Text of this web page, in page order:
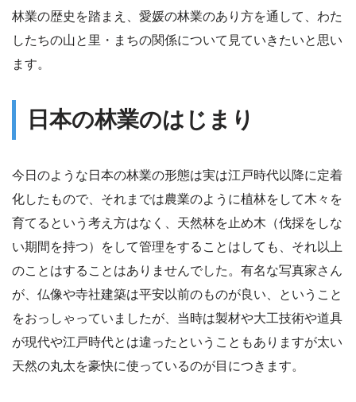
林業の歴史を踏まえ、愛媛の林業のあり方を通して、わた
したちの山と里・まちの関係について見ていきたいと思い
ます。
日本の林業のはじまり
今日のような日本の林業の形態は実は江戸時代以降に定着
化したもので、それまでは農業のように植林をして木々を
育てるという考え方はなく、天然林を止め木（伐採をしな
い期間を持つ）をして管理をすることはしても、それ以上
のことはすることはありませんでした。有名な写真家さん
が、仏像や寺社建築は平安以前のものが良い、ということ
をおっしゃっていましたが、当時は製材や大工技術や道具
が現代や江戸時代とは違ったということもありますが太い
天然の丸太を豪快に使っているのが目につきます。